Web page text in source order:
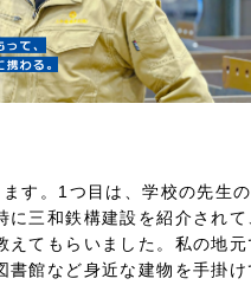
す。1つ目は、学校の先生
に三和鉄構建設を紹介されて
えてもらいました。私の地元
書館など身近な建物を手掛け